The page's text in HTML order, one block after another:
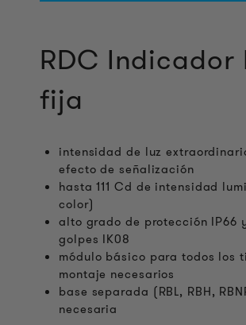
RDC Indicador
fija
intensidad de luz
efecto de señalización
hasta 111 Cd de intensidad
color)
alto grado de protección IP66
golpes IK08
módulo básico para todos los
montaje necesarios
base separada (RBL, RBH,
necesaria